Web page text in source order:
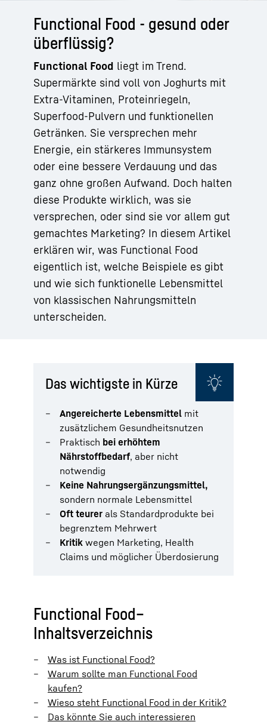
Functional Food - gesund oder
überflüssig?
Functional Food liegt im Trend.
Supermärkte sind voll von Joghurts mit
Extra-Vitaminen, Proteinriegeln,
Superfood-Pulvern und funktionellen
Getränken. Sie versprechen mehr
Energie, ein stärkeres Immunsystem
oder eine bessere Verdauung und das
ganz ohne großen Aufwand. Doch halten
diese Produkte wirklich, was sie
versprechen, oder sind sie vor allem gut
gemachtes Marketing? In diesem Artikel
erklären wir, was Functional Food
eigentlich ist, welche Beispiele es gibt
und wie sich funktionelle Lebensmittel
von klassischen Nahrungsmitteln
unterscheiden.
Das wichtigste in Kürze
Angereicherte Lebensmittel mit
zusätzlichem Gesundheitsnutzen
Praktisch bei erhöhtem
Nährstoffbedarf, aber nicht
notwendig
Keine Nahrungsergänzungsmittel,
sondern normale Lebensmittel
Oft teurer als Standardprodukte bei
begrenztem Mehrwert
Kritik wegen Marketing, Health
Claims und möglicher Überdosierung
Functional Food–
Inhaltsverzeichnis
Was ist Functional Food?
Warum sollte man Functional Food
kaufen?
Wieso steht Functional Food in der Kritik?
Das könnte Sie auch interessieren